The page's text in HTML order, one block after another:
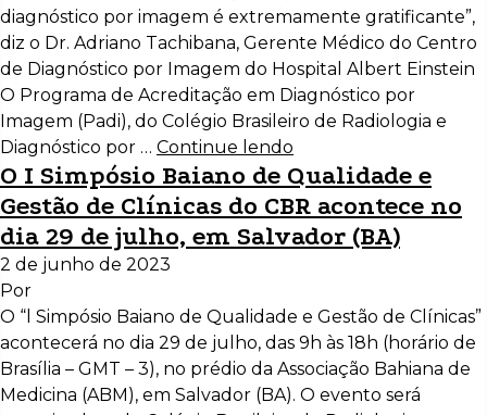
diagnóstico por imagem é extremamente gratificante”,
diz o Dr. Adriano Tachibana, Gerente Médico do Centro
de Diagnóstico por Imagem do Hospital Albert Einstein
O Programa de Acreditação em Diagnóstico por
Imagem (Padi), do Colégio Brasileiro de Radiologia e
Diagnóstico por … Continue lendo
O I Simpósio Baiano de Qualidade e
Gestão de Clínicas do CBR acontece no
dia 29 de julho, em Salvador (BA)
2 de junho de 2023
Por
O “l Simpósio Baiano de Qualidade e Gestão de Clínicas”
acontecerá no dia 29 de julho, das 9h às 18h (horário de
Brasília – GMT – 3), no prédio da Associação Bahiana de
Medicina (ABM), em Salvador (BA). O evento será